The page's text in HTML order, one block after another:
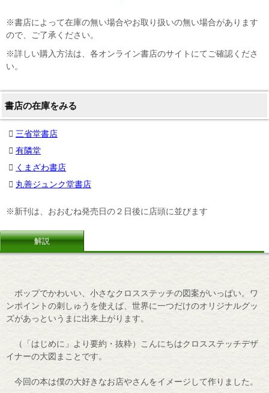
※書店によって在庫の無い場合やお取り扱いの無い場合があります
ので、ご了承ください。
※詳しい購入方法は、各オンライン書店のサイトにてご確認くださ
い。
書店の在庫をみる
三省堂書店
有隣堂
くまざわ書店
丸善ジュンク堂書店
※新刊は、おおむね発売日の２日後に店頭に並びます
解説
ポップでかわいい、小さなクロスステッチの図案がいっぱい。ワ
ンポイントの刺しゅうを使えば、世界に一つだけのオリジナルグッ
ズがあっというまに出来上がります。
（「はじめに」より要約・抜粋）こんにちはクロスステッチデザ
イナーの大図まことです。
今回の本は僕の大好きなお店やさんをイメージして作りました。